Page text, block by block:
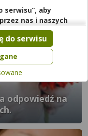
odpowiedź na
serwisu”, aby
nas i naszych
celach.
a wyrażoną
możesz też wycofać
tylko w niektórych
lub chcesz
to możesz tego
narzędzi
w
do serwisu